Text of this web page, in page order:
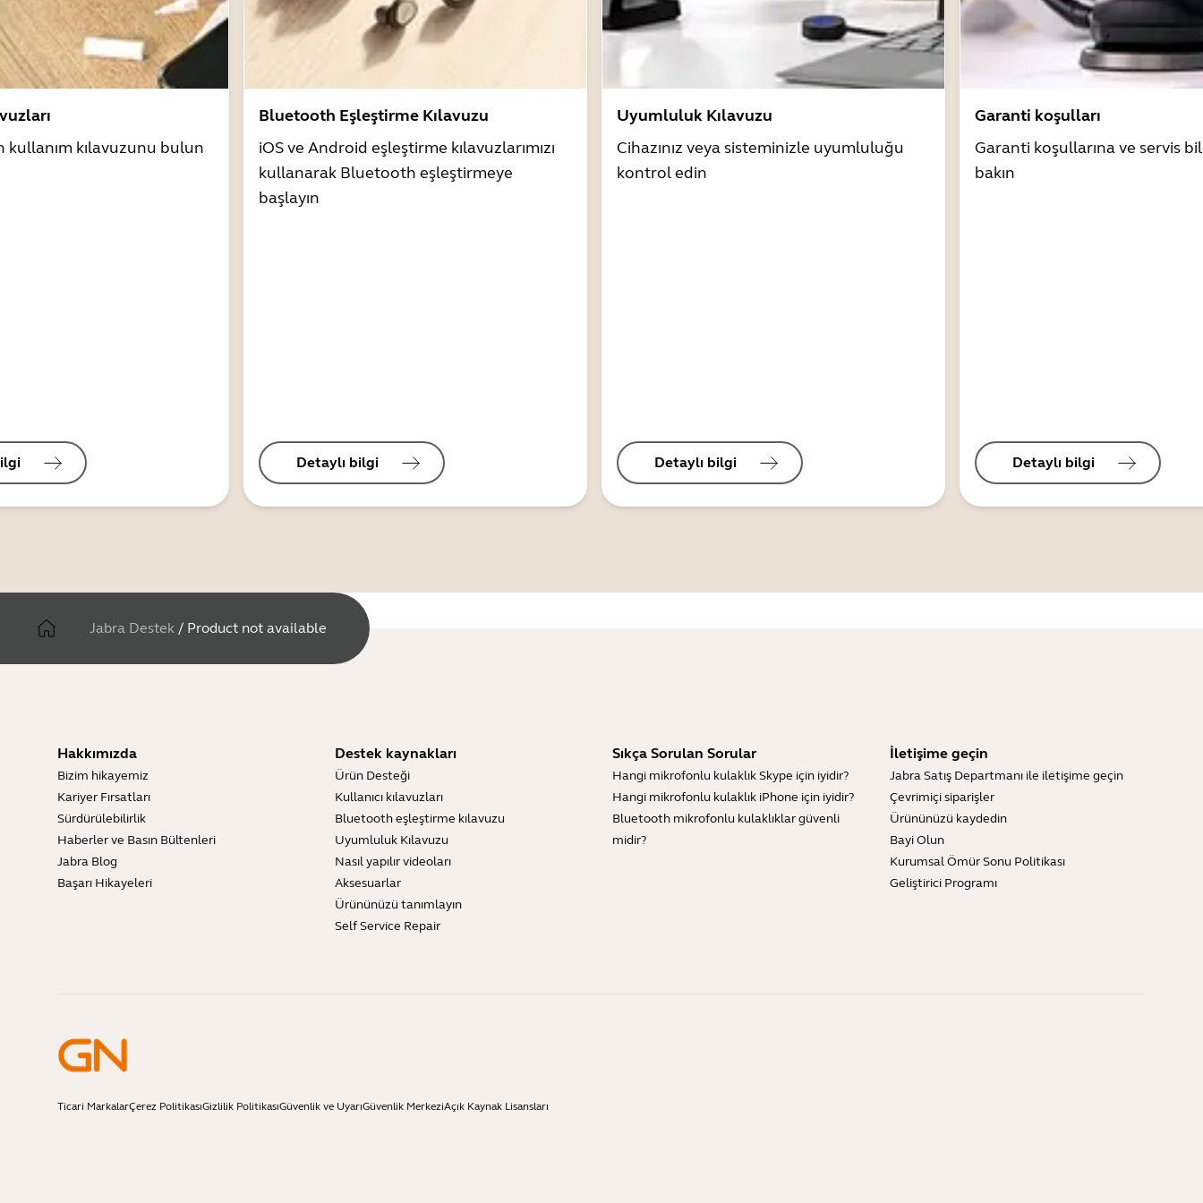
kılavuzunu bulun
Bluetooth Eşleştirme Kılavuzu
iOS ve Android eşleştirme kılavuzlarımızı
kullanarak Bluetooth eşleştirmeye
başlayın
Detaylı bilgi
Uyumluluk Kılavuzu
Cihazınız veya sisteminizle uyumluluğu
kontrol edin
Detaylı bilgi
Garanti koşulları
Garanti koşullarına ve servis
bakın
Detaylı bilgi
Jabra Destek / Product not available
Hakkımızda
Bizim hikayemiz
Kariyer Fırsatları
Sürdürülebilirlik
Haberler ve Basın Bültenleri
Jabra Blog
Başarı Hikayeleri
Destek kaynakları
Ürün Desteği
Kullanıcı kılavuzları
Bluetooth eşleştirme kılavuzu
Uyumluluk Kılavuzu
Nasıl yapılır videoları
Aksesuarlar
Ürününüzü tanımlayın
Self Service Repair
Sıkça Sorulan Sorular
Hangi mikrofonlu kulaklık Skype için iyidir?
Hangi mikrofonlu kulaklık iPhone için iyidir?
Bluetooth mikrofonlu kulaklıklar güvenli
midir?
İletişime geçin
Jabra Satış Departmanı ile iletişime geçin
Çevrimiçi siparişler
Ürününüzü kaydedin
Bayi Olun
Kurumsal Ömür Sonu Politikası
Geliştirici Programı
Ticari MarkalarÇerez PolitikasıGizlilik PolitikasıGüvenlik ve UyarıGüvenlik MerkeziAçık Kaynak Lisansları